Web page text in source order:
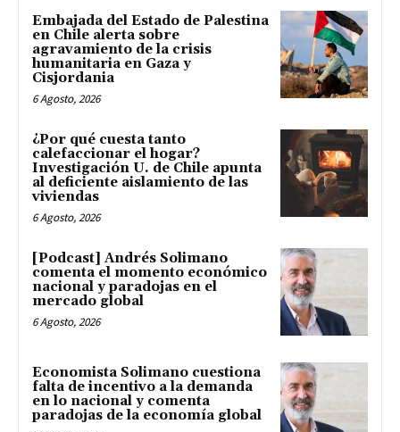
Embajada del Estado de Palestina
en Chile alerta sobre
agravamiento de la crisis
humanitaria en Gaza y
Cisjordania
6 Agosto, 2026
¿Por qué cuesta tanto
calefaccionar el hogar?
Investigación U. de Chile apunta
al deficiente aislamiento de las
viviendas
6 Agosto, 2026
[Podcast] Andrés Solimano
comenta el momento económico
nacional y paradojas en el
mercado global
6 Agosto, 2026
Economista Solimano cuestiona
falta de incentivo a la demanda
en lo nacional y comenta
paradojas de la economía global